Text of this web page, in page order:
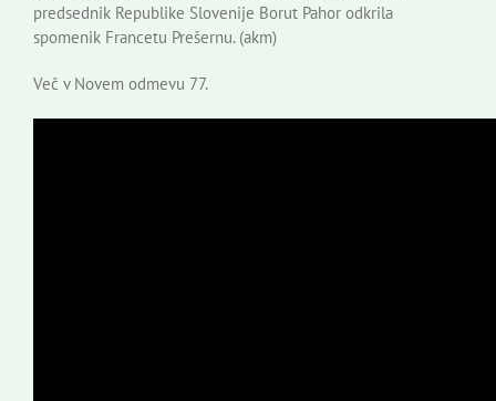
predsednik Republike Slovenije Borut Pahor odkrila
spomenik Francetu Prešernu. (akm)
Več v Novem odmevu 77.